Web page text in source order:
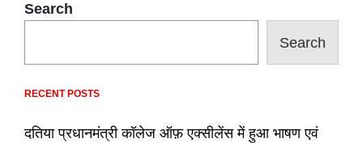
Search
Search
RECENT POSTS
दतिया प्रधानमंत्री कॉलेज ऑफ़ एक्सीलेंस में हुआ भाषण एवं